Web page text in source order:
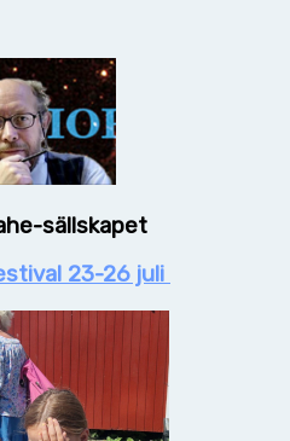
sällskapet
23-26 juli